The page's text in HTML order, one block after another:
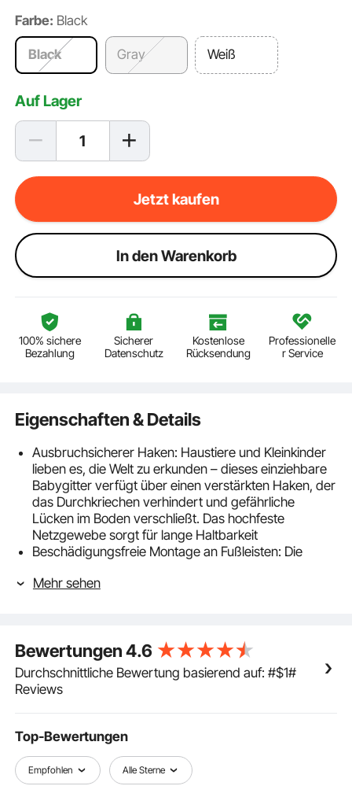
Farbe: Black
Black Gray Weiß
Auf Lager
Jetzt kaufen
ln den Warenkorb
100% sichere
Bezahlung
Sicherer
Datenschutz
Kostenlose
Rücksendung
Professionelle
r Service
Eigenschaften & Details
Ausbruchsicherer Haken: Haustiere und Kleinkinder
lieben es, die Welt zu erkunden – dieses einziehbare
Babygitter verfügt über einen verstärkten Haken, der
das Durchkriechen verhindert und gefährliche
Lücken im Boden verschließt. Das hochfeste
Netzgewebe sorgt für lange Haltbarkeit
Beschädigungsfreie Montage an Fußleisten: Die
das einziehbare Hundegitter ohne Beschädigung
Sichere Trennung ohne Sichtbehinderung: Das
einziehbare Schutzgitter ist aus hochfestem PVC-
Netz in Babyqualität gefertigt, das sich weich anfühlt,
atmungsaktiv und durchsichtig ist, sodass Sie Ihr
gleichzeitig eine sichere Barriere schaffen können
Einfache Einhandbedienung: Unser komfortables
Babygitter lässt sich mit nur einer Hand öffnen. Kein
Hantieren mit Gegenständen oder lästiges Verriegeln
Mehr sehen
Bewertungen4.6
Durchschnittliche Bewertung basierend auf: #$1#
Reviews
Top-Bewertungen
Empfohlen Alle Sterne